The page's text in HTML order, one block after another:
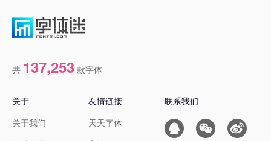
共 137,253 款字体
关于
关于我们
友情链接
天天字体
联系我们